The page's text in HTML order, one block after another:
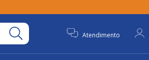
Atendimento